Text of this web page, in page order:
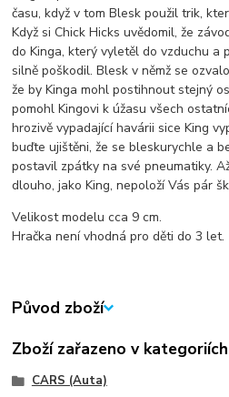
času, když v tom Blesk použil trik,
Když si Chick Hicks uvědomil, že
do Kinga, který vyletěl do vzduchu a
silně poškodil. Blesk v němž se
že by Kinga mohl postihnout stejný
pomohl Kingovi k úžasu všech
hrozivě vypadající havárii sice King
buďte ujištěni, že se bleskurychle a
postavil zpátky na své pneumatiky.
dlouho, jako King, nepoloží Vás pár
Velikost modelu cca 9 cm.
Hračka není vhodná pro děti do 3 let.
Původ zboží
Zboží zařazeno v kategoriích
CARS (Auta)